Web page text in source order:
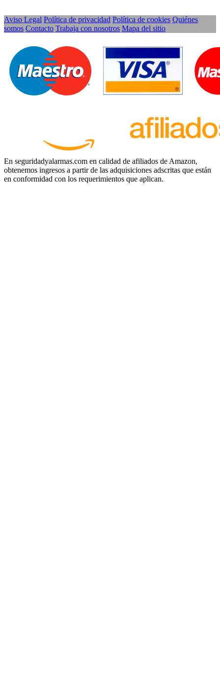
Aviso Legal Política de privacidad Política de cookies Quiénes
somos Contacto Trabaja con nosotros Mapa del sitio
En seguridadyalarmas.com en calidad de afiliados de Amazon,
obtenemos ingresos a partir de las adquisiciones adscritas que están
en conformidad con los requerimientos que aplican.